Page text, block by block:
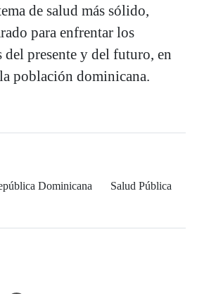
de salud más sólido,
para enfrentar los
del presente y del futuro, en
población dominicana.
Dominicana Salud Pública